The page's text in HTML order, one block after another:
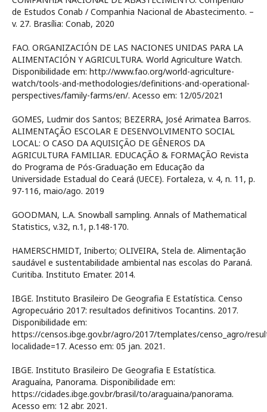
de Estudos Conab / Companhia Nacional de Abastecimento. –
v. 27. Brasília: Conab, 2020
FAO. ORGANIZACIÓN DE LAS NACIONES UNIDAS PARA LA
ALIMENTACIÓN Y AGRICULTURA. World Agriculture Watch.
Disponibilidade em: http://www.fao.org/world-agriculture-
watch/tools-and-methodologies/definitions-and-operational-
perspectives/family-farms/en/. Acesso em: 12/05/2021
GOMES, Ludmir dos Santos; BEZERRA, José Arimatea Barros.
ALIMENTAÇÃO ESCOLAR E DESENVOLVIMENTO SOCIAL
LOCAL: O CASO DA AQUISIÇÃO DE GÊNEROS DA
AGRICULTURA FAMILIAR. EDUCAÇÃO & FORMAÇÃO Revista
do Programa de Pós-Graduação em Educação da
Universidade Estadual do Ceará (UECE). Fortaleza, v. 4, n. 11, p.
97-116, maio/ago. 2019
GOODMAN, L.A. Snowball sampling. Annals of Mathematical
Statistics, v.32, n.1, p.148-170.
HAMERSCHMIDT, Iniberto; OLIVEIRA, Stela de. Alimentação
saudável e sustentabilidade ambiental nas escolas do Paraná.
Curitiba. Instituto Emater. 2014.
IBGE. Instituto Brasileiro De Geografia E Estatística. Censo
Agropecuário 2017: resultados definitivos Tocantins. 2017.
Disponibilidade em:
https://censos.ibge.gov.br/agro/2017/templates/censo_agro/
localidade=17. Acesso em: 05 jan. 2021.
IBGE. Instituto Brasileiro De Geografia E Estatística.
Araguaína, Panorama. Disponibilidade em:
https://cidades.ibge.gov.br/brasil/to/araguaina/panorama.
Acesso em: 12 abr. 2021.